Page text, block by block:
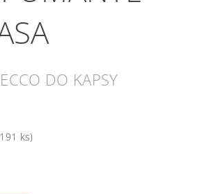
DO KAPSY
ks)